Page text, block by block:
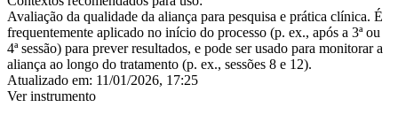
Avaliação da qualidade da aliança para pesquisa e prática clínica. É
frequentemente aplicado no início do processo (p. ex., após a 3ª ou
4ª sessão) para prever resultados, e pode ser usado para monitorar a
aliança ao longo do tratamento (p. ex., sessões 8 e 12).
Atualizado em: 11/01/2026, 17:25
Ver instrumento